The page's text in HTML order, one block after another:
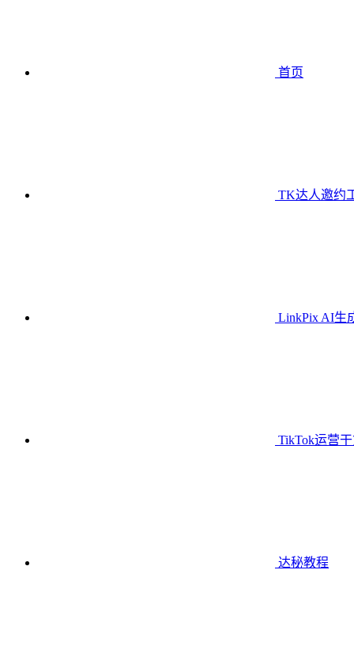
首页
TK达人邀约
LinkPix AI生
TikTok运营
达秘教程